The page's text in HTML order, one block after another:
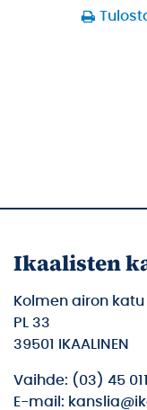
Ikaalisten
Kolmen airon katu
PL 33
39501 IKAALINEN
Vaihde: (03) 45 011
E-mail: